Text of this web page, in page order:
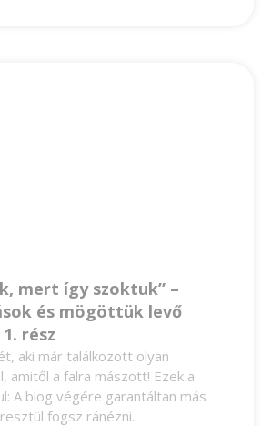
mert így szoktuk” –
és mögöttük levő
rész
aki már találkozott olyan
amitől a falra mászott! Ezek a
A blog végére garantáltan más
fogsz ránézni..